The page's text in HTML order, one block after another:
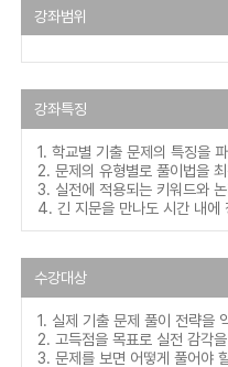
강좌범위
강좌특징
1. 학교별 기출 문제의 특징을
2. 문제의 유형별로 풀이법을
3. 실전에 적용되는 키워드와
4. 긴 지문을 만나도 시간 내에
수강대상
1. 실제 기출 문제 풀이 전략을
2. 고득점을 목표로 실전 감각
3. 문제를 보면 어떻게 풀어야